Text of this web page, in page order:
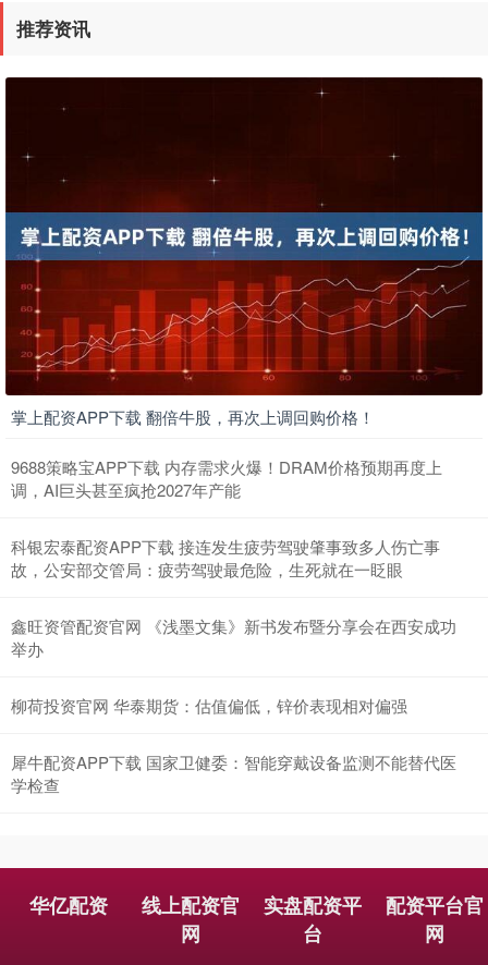
推荐资讯
掌上配资APP下载 翻倍牛股，再次上调回购价格！
9688策略宝APP下载 内存需求火爆！DRAM价格预期再度上
调，AI巨头甚至疯抢2027年产能
科银宏泰配资APP下载 接连发生疲劳驾驶肇事致多人伤亡事
故，公安部交管局：疲劳驾驶最危险，生死就在一眨眼
鑫旺资管配资官网 《浅墨文集》新书发布暨分享会在西安成功
举办
柳荷投资官网 华泰期货：估值偏低，锌价表现相对偏强
犀牛配资APP下载 国家卫健委：智能穿戴设备监测不能替代医
学检查
华亿配资
线上配资官
网
实盘配资平
台
配资平台官
网